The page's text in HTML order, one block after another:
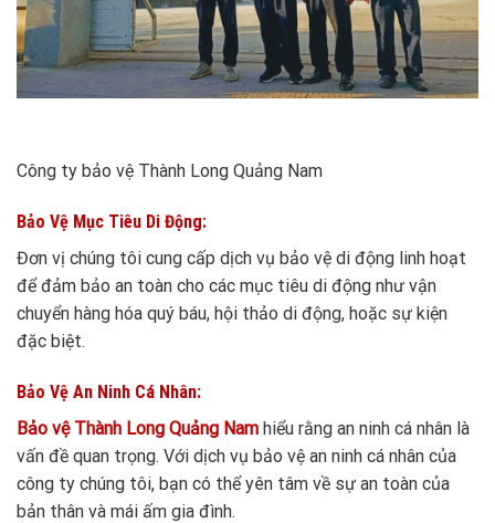
Công ty bảo vệ Thành Long Quảng Nam
Bảo Vệ Mục Tiêu Di Động:
Đơn vị chúng tôi cung cấp dịch vụ bảo vệ di động linh hoạt
để đảm bảo an toàn cho các mục tiêu di động như vận
chuyển hàng hóa quý báu, hội thảo di động, hoặc sự kiện
đặc biệt.
Bảo Vệ An Ninh Cá Nhân:
Bảo vệ Thành Long Quảng Nam hiểu rằng an ninh cá nhân là
vấn đề quan trọng. Với dịch vụ bảo vệ an ninh cá nhân của
công ty chúng tôi, bạn có thể yên tâm về sự an toàn của
bản thân và mái ấm gia đình.